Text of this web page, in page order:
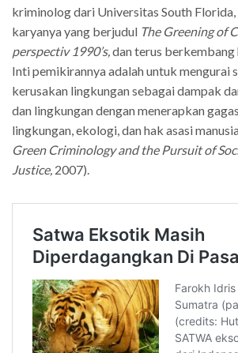
kriminolog dari Universitas South Florida,
karyanya yang berjudul The Greening of
perspectiv 1990’s, dan terus berkembang
Inti pemikirannya adalah untuk mengurai
kerusakan lingkungan sebagai dampak
dan lingkungan dengan menerapkan
lingkungan, ekologi, dan hak asasi
Green Criminology and the Pursuit of
Justice, 2007).